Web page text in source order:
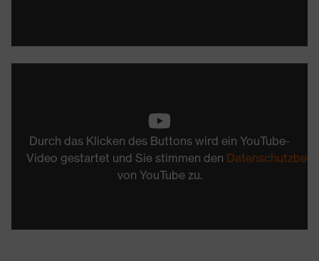
Durch das Klicken des Buttons wird ein YouTube-
Video gestartet und Sie stimmen den
von YouTube zu.